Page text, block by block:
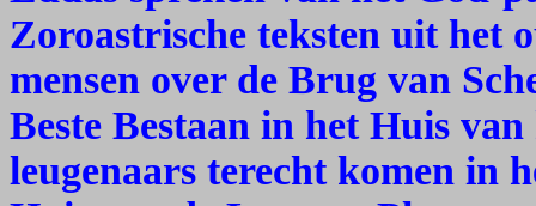
Zoroastrische teksten uit het
mensen over de Brug van
Beste Bestaan in het Huis
leugenaars terecht komen in